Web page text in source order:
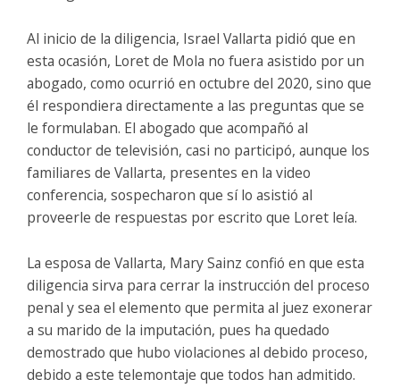
Al inicio de la diligencia, Israel Vallarta pidió que en
esta ocasión, Loret de Mola no fuera asistido por un
abogado, como ocurrió en octubre del 2020, sino que
él respondiera directamente a las preguntas que se
le formulaban. El abogado que acompañó al
conductor de televisión, casi no participó, aunque los
familiares de Vallarta, presentes en la video
conferencia, sospecharon que sí lo asistió al
proveerle de respuestas por escrito que Loret leía.
La esposa de Vallarta, Mary Sainz confió en que esta
diligencia sirva para cerrar la instrucción del proceso
penal y sea el elemento que permita al juez exonerar
a su marido de la imputación, pues ha quedado
demostrado que hubo violaciones al debido proceso,
debido a este telemontaje que todos han admitido.